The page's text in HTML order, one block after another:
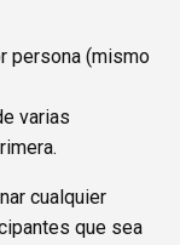
persona (mismo
varias
cualquier
que sea